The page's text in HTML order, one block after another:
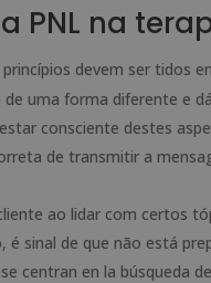
PNL na
devem ser tidos
de uma forma diferente e
consciente destes
de transmitir a
ao lidar com certos
sinal de que não está
centran en la búsqueda